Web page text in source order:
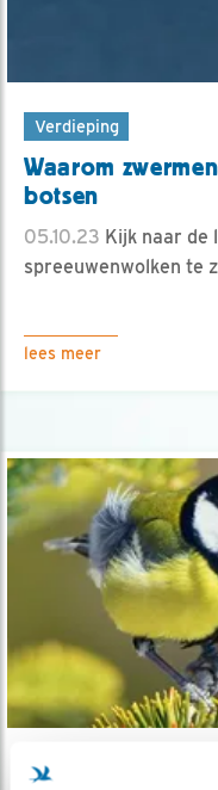
Verdieping
Waarom
botsen
05.10.23 Kijk naar de
spreeuwenwolken te
lees meer
Verdieping